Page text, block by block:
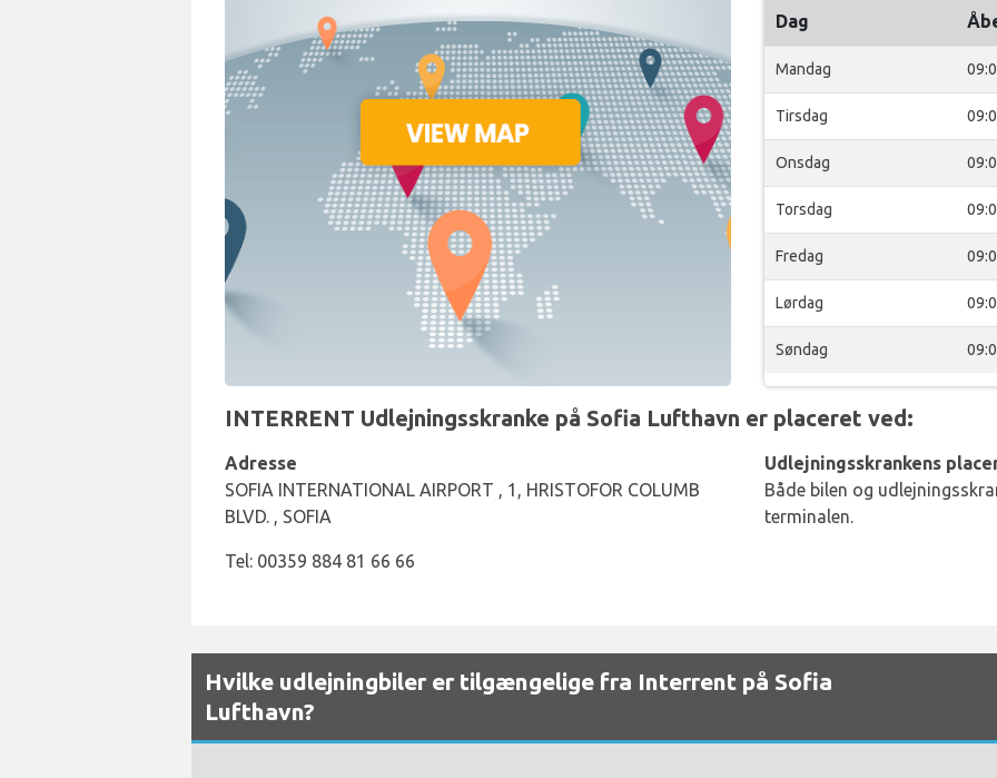
Dag
Mandag
Tirsdag
Onsdag
Torsdag
Fredag
Lørdag
Søndag
INTERRENT Udlejningsskranke på Sofia Lufthavn er placeret ved:
Adresse
SOFIA INTERNATIONAL AIRPORT , 1, HRISTOFOR COLUMB
BLVD. , SOFIA
Tel: 00359 884 81 66 66
Udlejningsskrankens
Både bilen og
terminalen.
Hvilke udlejningbiler er tilgængelige fra Interrent på Sofia
Lufthavn?